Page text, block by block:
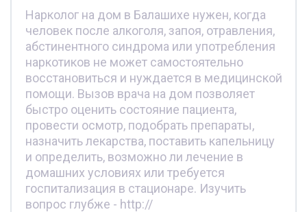
Нарколог на дом в Балашихе нужен, когда
человек после алкоголя, запоя, отравления,
абстинентного синдрома или употребления
наркотиков не может самостоятельно
восстановиться и нуждается в медицинской
помощи. Вызов врача на дом позволяет
быстро оценить состояние пациента,
провести осмотр, подобрать препараты,
назначить лекарства, поставить капельницу
и определить, возможно ли лечение в
домашних условиях или требуется
госпитализация в стационаре. Изучить
вопрос глубже - http://